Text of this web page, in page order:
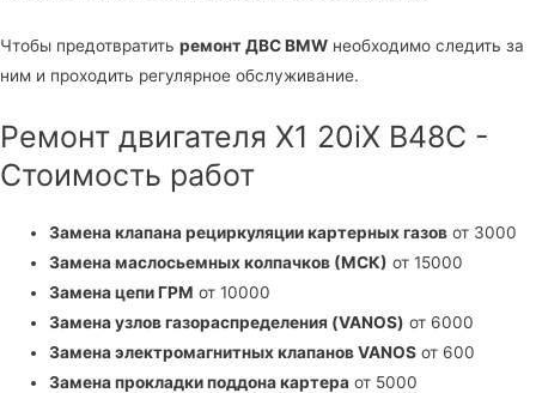
Чтобы предотвратить ремонт ДВС BMW необходимо следить за
ним и проходить регулярное обслуживание.
Ремонт двигателя X1 20iX B48C -
Стоимость работ
Замена клапана рециркуляции картерных газов от 3000
Замена маслосьемных колпачков (МСК) от 15000
Замена цепи ГРМ от 10000
Замена узлов газораспределения (VANOS) от 6000
Замена электромагнитных клапанов VANOS от 600
Замена прокладки поддона картера от 5000